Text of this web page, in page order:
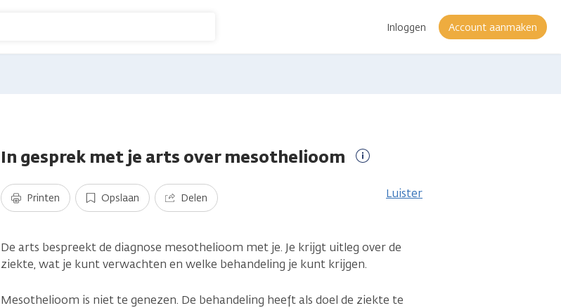
Inloggen Account aanmaken
In gesprek met je arts over mesothelioom
informatie
Printen Opslaan Delen Luister
De arts bespreekt de diagnose mesothelioom met je. Je krijgt uitleg over de
ziekte, wat je kunt verwachten en welke behandeling je kunt krijgen.
Mesothelioom is niet te genezen. De behandeling heeft als doel de ziekte te